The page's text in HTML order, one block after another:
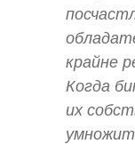
крайне
Когда
их